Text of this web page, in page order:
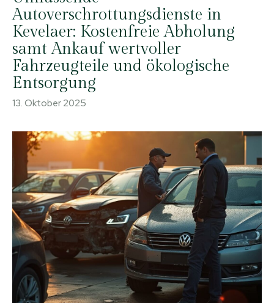
Autoverschrottungsdienste in
Kevelaer: Kostenfreie Abholung
samt Ankauf wertvoller
Fahrzeugteile und ökologische
Entsorgung
13. Oktober 2025